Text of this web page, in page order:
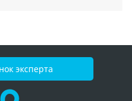
эксперта